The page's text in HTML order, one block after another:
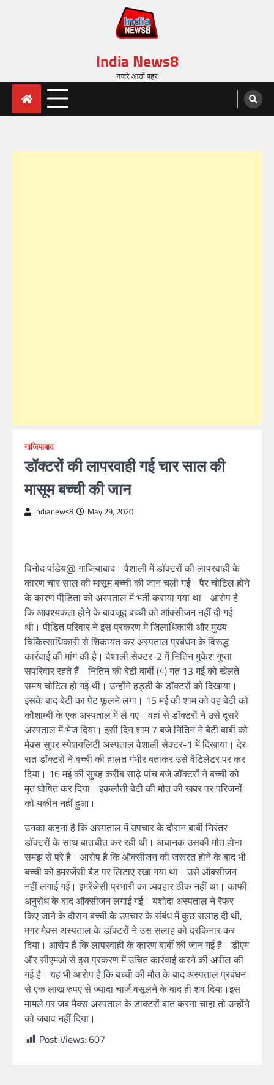
India News8
नजरे आठों पहर
गाजियाबाद
डॉक्टरों की लापरवाही गई चार साल की
मासूम बच्ची की जान
indianews8 May 29, 2020
विनोद पांडेय@ गाजियाबाद। वैशाली में डॉक्टरों की लापरवाही के
कारण चार साल की मासूम बच्ची की जान चली गई। पैर चोटिल होने
के कारण पीडि़ता को अस्पताल में भर्ती कराया गया था। आरोप है
कि आवश्यकता होने के बावजूद बच्ची को ऑक्सीजन नहीं दी गई
थी। पीडि़त परिवार ने इस प्रकरण में जिलाधिकारी और मुख्य
चिकित्साधिकारी से शिकायत कर अस्पताल प्रबंधन के विरूद्ध
कार्रवाई की मांग की है। वैशाली सेक्टर-2 में नितिन मुकेश गुप्ता
सपरिवार रहते हैं। नितिन की बेटी बार्बी (4) गत 13 मई को खेलते
समय चोटिल हो गई थी। उन्होंने हड्डी के डॉक्टरों को दिखाया।
इसके बाद बेटी का पेट फूलने लगा। 15 मई की शाम को वह बेटी को
कौशाम्बी के एक अस्पताल में ले गए। वहां से डॉक्टरों ने उसे दूसरे
अस्पताल में भेज दिया। इसी दिन शाम 7 बजे नितिन ने बेटी बार्बी को
मैक्स सुपर स्पेशयलिटी अस्पताल वैशाली सेक्टर-1 में दिखाया। देर
रात डॉक्टरों ने बच्ची की हालत गंभीर बताकर उसे वेंटिलेटर पर कर
दिया। 16 मई की सुबह करीब साढ़े पांच बजे डॉक्टरों ने बच्ची को
मृत घोषित कर दिया। इकलौती बेटी की मौत की खबर पर परिजनों
को यकीन नहीं हुआ।
उनका कहना है कि अस्पताल में उपचार के दौरान बार्बी निरंतर
डॉक्टरों के साथ बातचीत कर रही थी। अचानक उसकी मौत होना
समझ से परे है। आरोप है कि ऑक्सीजन की जरूरत होने के बाद भी
बच्ची को इमरजेंसी बैड पर लिटाए रखा गया था। उसे ऑक्सीजन
नहीं लगाई गई। इमरेंजेसी प्रभारी का व्यवहार ठीक नहीं था। काफी
अनुरोध के बाद ऑक्सीजन लगाई गई। यशोदा अस्पताल ने रैफर
किए जाने के दौरान बच्ची के उपचार के संबंध में कुछ सलाह दी थी,
मगर मैक्स अस्पताल के डॉक्टरों ने उस सलाह को दरकिनार कर
दिया। आरोप है कि लापरवाही के कारण बार्बी की जान गई है। डीएम
और सीएमओ से इस प्रकरण में उचित कार्रवाई करने की अपील की
गई है। यह भी आरोप है कि बच्ची की मौत के बाद अस्पताल प्रबंधन
से एक लाख रुपए से ज्यादा चार्ज वसूलने के बाद ही शव दिया।इस
मामले पर जब मैक्स अस्पताल के डाक्टरों बात करना चाहा तो उन्होंने
को जबाव नहीं दिया।
Post Views:607